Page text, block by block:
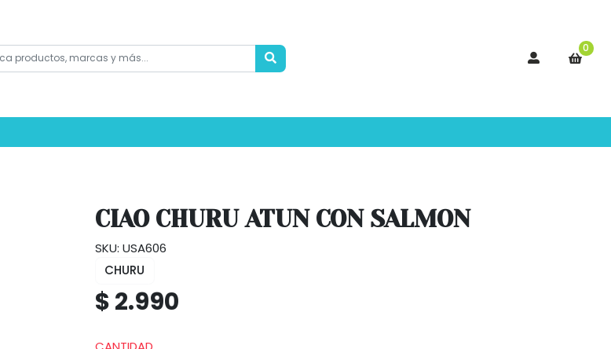
0
CIAO CHURU ATUN CON SALMON
SKU: USA606
CHURU
$ 2.990